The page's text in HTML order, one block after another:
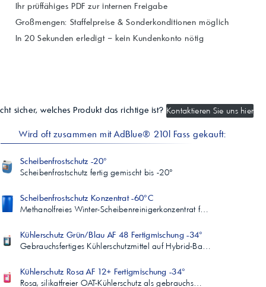
Ihr prüffähiges PDF zur internen Freigabe
Großmengen: Staffelpreise & Sonderkonditionen möglich
In 20 Sekunden erledigt – kein Kundenkonto nötig
sicher, welches Produkt das richtige ist? Kontaktieren Sie uns hier
Wird oft zusammen mit AdBlue® 210l Fass gekauft:
Scheibenfrostschutz -20°
Scheibenfrostschutz fertig gemischt bis -20°
Scheibenfrostschutz Konzentrat -60°C
Methanolfreies Winter-Scheibenreinigerkonzentrat f…
Kühlerschutz Grün/Blau AF 48 Fertigmischung -34°
Gebrauchsfertiges Kühlerschutzmittel auf Hybrid-Ba…
Kühlerschutz Rosa AF 12+ Fertigmischung -34°
Rosa, silikatfreier OAT-Kühlerschutz als gebrauchs…